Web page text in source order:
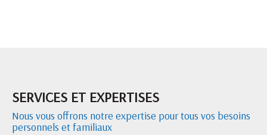
SERVICES ET EXPERTISES
Nous vous offrons notre expertise pour tous vos besoins
personnels et familiaux